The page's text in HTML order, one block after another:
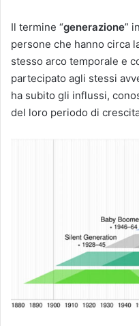
Il termine “generazione”
persone che hanno circa
stesso arco temporale e
partecipato agli stessi
ha subito gli influssi,
del loro periodo di